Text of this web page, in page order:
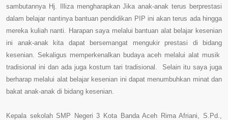
sambutannya Hj. Illiza mengharapkan Jika anak-anak terus berprestasi
dalam belajar nantinya bantuan pendidikan PIP ini akan terus ada hingga
mereka kuliah nanti. Harapan saya melalui bantuan alat belajar kesenian
ini anak-anak kita dapat bersemangat mengukir prestasi di bidang
kesenian. Sekaligus memperkenalkan budaya aceh melalui alat musik
tradisional ini dan ada juga kostum tari tradisional. Selain itu saya juga
berharap melalui alat belajar kesenian ini dapat menumbuhkan minat dan
bakat anak-anak di bidang kesenian.
Kepala sekolah SMP Negeri 3 Kota Banda Aceh Rima Afriani, S.Pd.,